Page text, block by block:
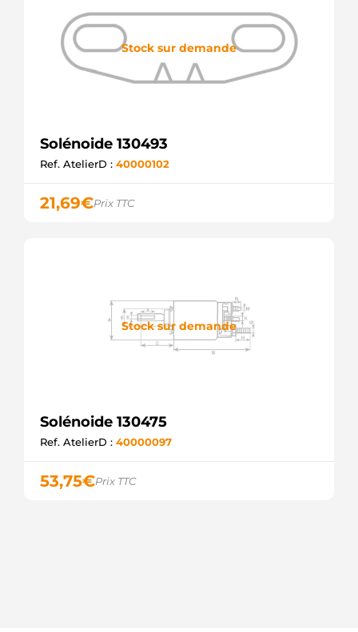
Stock sur demande
Solénoide 130493
Ref. AtelierD : 40000102
21,69€Prix TTC
Stock sur demande
Solénoide 130475
Ref. AtelierD : 40000097
53,75€Prix TTC